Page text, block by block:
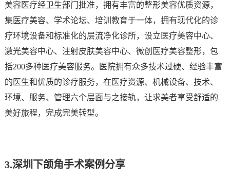
美容医疗经卫生部门批准，拥有丰富的整形美容优质资源，
集医疗美容、学术论坛、培训教育于一体，拥有现代化的诊
疗环境设备和标准化的层流净化诊所，设立医疗美容中心、
激光美容中心、注射皮肤美容中心、微创医疗美容整形，包
括200多种医疗美容服务。医院拥有众多技术过硬、经验丰富
的医生和优质的诊疗服务，在医疗资源、机械设备、技术、
环境、服务、管理六个层面与之接轨，让求美者享受舒适的
美好旅程，完成完美转型。
3.深圳下颌角手术案例分享